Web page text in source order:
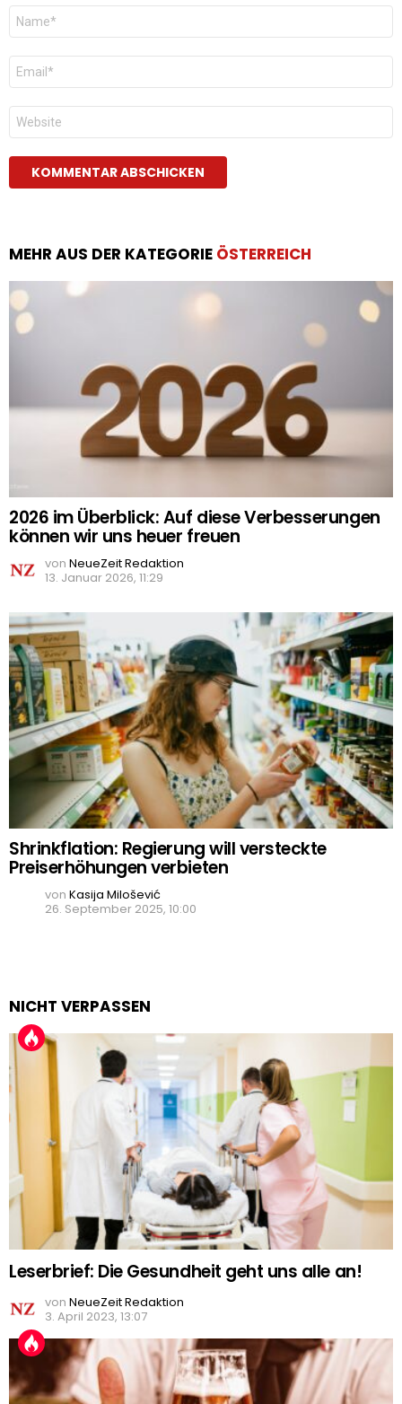
Name
E-
Mail
*
Website
MEHR AUS DER KATEGORIE ÖSTERREICH
2026 im Überblick: Auf diese Verbesserungen
können wir uns heuer freuen
von NeueZeit Redaktion
13. Januar 2026, 11:29
Shrinkflation: Regierung will versteckte
Preiserhöhungen verbieten
von Kasija Milošević
26. September 2025, 10:00
NICHT VERPASSEN
Leserbrief: Die Gesundheit geht uns alle an!
von NeueZeit Redaktion
3. April 2023, 13:07